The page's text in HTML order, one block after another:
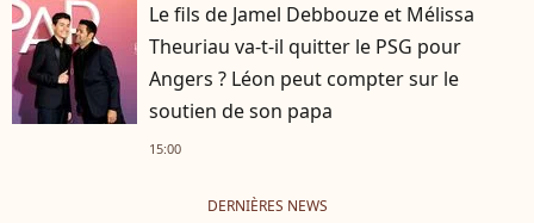
Le fils de Jamel Debbouze et Mélissa
Theuriau va-t-il quitter le PSG pour
Angers ? Léon peut compter sur le
soutien de son papa
15:00
DERNIÈRES NEWS